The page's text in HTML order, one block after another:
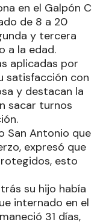
en el Galpón C
de 8 a 20
y tercera
a la edad.
aplicadas por
satisfacción con
y destacan la
sacar turnos
San Antonio que
expresó que
esto
su hijo había
internado en el
31 días,